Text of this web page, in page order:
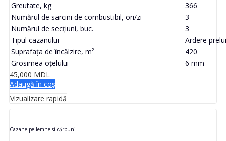
Greutate, kg
366
Numărul de sarcini de combustibil, ori/zi
3
Numărul de secțiuni, buc.
3
Tipul cazanului
Ardere
Suprafața de încălzire, m²
420
Grosimea oțelului
6 mm
45,000 MDL
Adaugă în coș
Vizualizare rapidă
Cazane pe lemne si cărbuni